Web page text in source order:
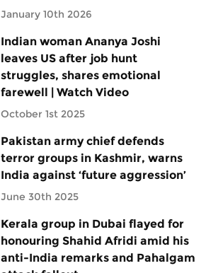
January 10th 2026
Indian woman Ananya Joshi
leaves US after job hunt
struggles, shares emotional
farewell | Watch Video
October 1st 2025
Pakistan army chief defends
terror groups in Kashmir, warns
India against ‘future aggression’
June 30th 2025
Kerala group in Dubai flayed for
honouring Shahid Afridi amid his
anti-India remarks and Pahalgam